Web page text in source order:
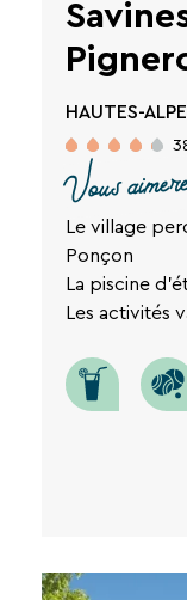
HAUTES-
Vous
Le village
Ponçon
La piscine
Les activités